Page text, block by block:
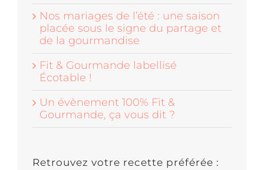
Nos mariages de l’été : une saison
placée sous le signe du partage et
de la gourmandise
Fit & Gourmande labellisé
Écotable !
Un évènement 100% Fit &
Gourmande, ça vous dit ?
Retrouvez votre recette préférée :